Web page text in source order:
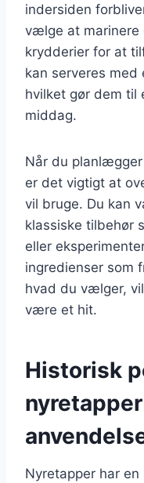
indersiden
vælge at marinere
krydderier for at
kan serveres
hvilket gør dem til
middag.
Når du
er det vigtigt at
vil bruge. Du kan
klassiske tilbehør
eller
ingredienser som
hvad du vælger,
være et hit.
Historisk
Nyretapper har